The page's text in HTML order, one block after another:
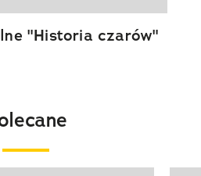
"Historia czarów"